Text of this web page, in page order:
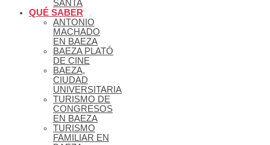
SANTA
QUÉ SABER
ANTONIO
MACHADO
EN BAEZA
BAEZA PLATÓ
DE CINE
BAEZA,
CIUDAD
UNIVERSITARIA
TURISMO DE
CONGRESOS
EN BAEZA
TURISMO
FAMILIAR EN